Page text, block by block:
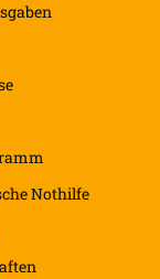
Nothilfe